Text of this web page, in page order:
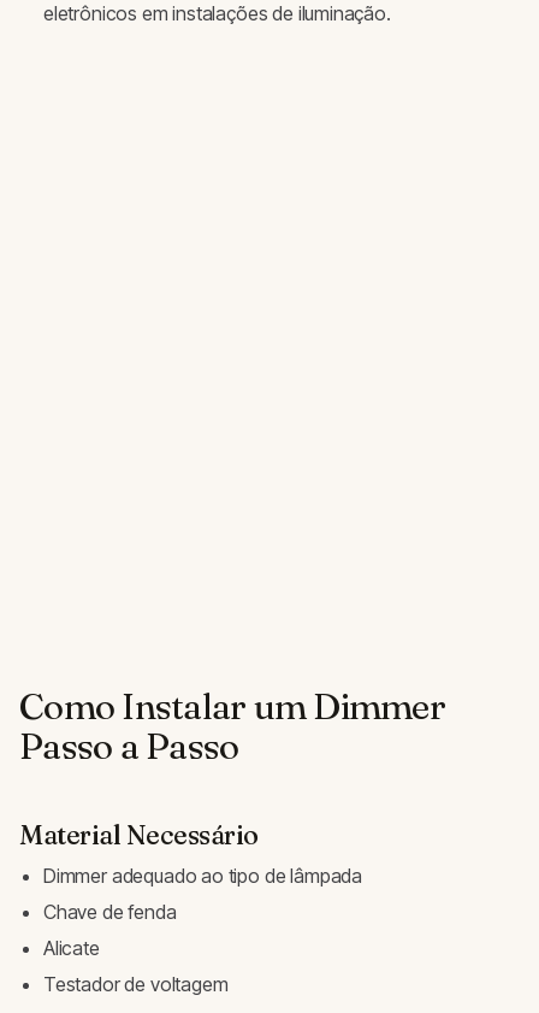
eletrônicos em instalações de iluminação.
Como Instalar um Dimmer
Passo a Passo
Material Necessário
Dimmer adequado ao tipo de lâmpada
Chave de fenda
Alicate
Testador de voltagem